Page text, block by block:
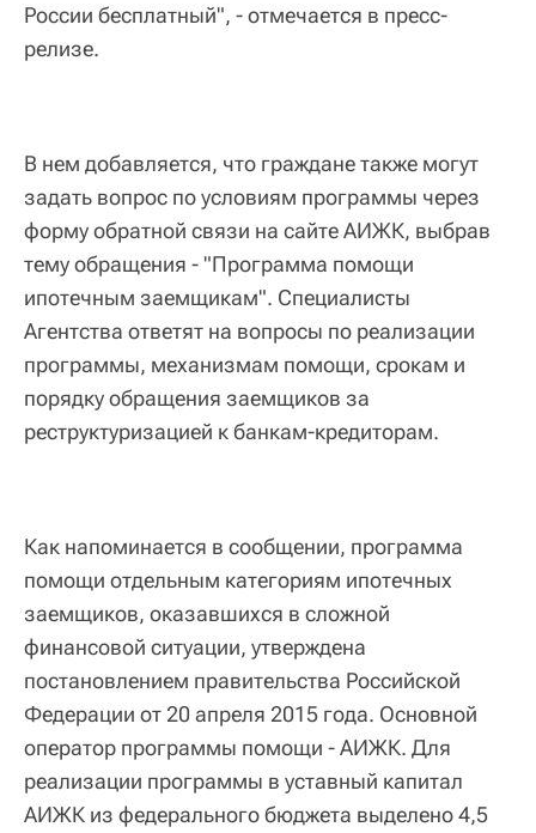
России бесплатный", - отмечается в пресс-
релизе.
В нем добавляется, что граждане также могут
задать вопрос по условиям программы через
форму обратной связи на сайте АИЖК, выбрав
тему обращения - "Программа помощи
ипотечным заемщикам". Специалисты
Агентства ответят на вопросы по реализации
программы, механизмам помощи, срокам и
порядку обращения заемщиков за
реструктуризацией к банкам-кредиторам.
Как напоминается в сообщении, программа
помощи отдельным категориям ипотечных
заемщиков, оказавшихся в сложной
финансовой ситуации, утверждена
постановлением правительства Российской
Федерации от 20 апреля 2015 года. Основной
оператор программы помощи - АИЖК. Для
реализации программы в уставный капитал
АИЖК из федерального бюджета выделено 4,5